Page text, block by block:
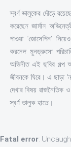
স্বর্ণ ভালুকের দৌড়ে
করেছেন জার্মান
পাওয়া ‘জোসেপিন’
করনেল মুনড্রুসো
অভিনীত এই ছবির গল্প
জীবনকে ঘিরে। এ ছাড়া
দেখার বিষয়
স্বর্ণ ভালুক হাতে।
Fatal error: